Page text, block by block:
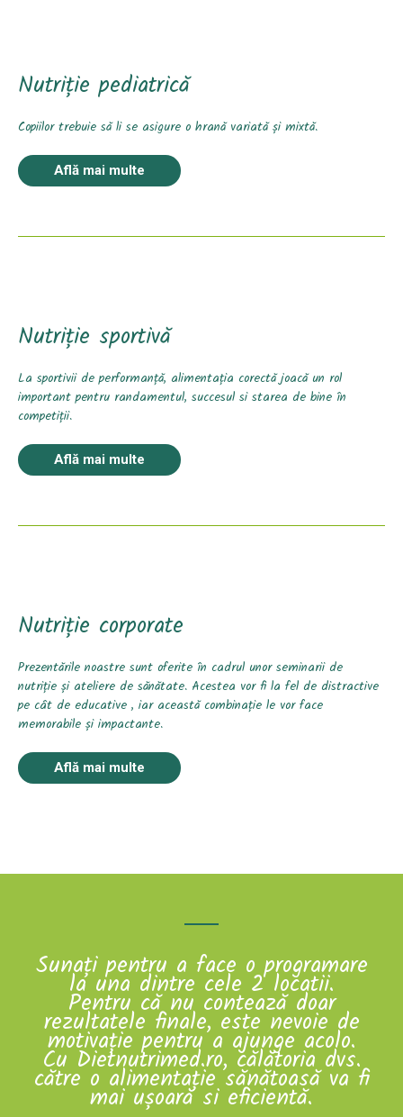
Nutriție pediatrică
Copiilor trebuie să li se asigure o hrană variată și mixtă.
Află mai multe
Nutriție sportivă
La sportivii de performanță, alimentația corectă joacă un rol
important pentru randamentul, succesul si starea de bine în
competiții.
Află mai multe
Nutriție corporate
Prezentările noastre sunt oferite în cadrul unor seminarii de
nutriție și ateliere de sănătate. Acestea vor fi la fel de distractive
pe cât de educative , iar această combinație le vor face
memorabile și impactante.
Află mai multe
Sunați pentru a face o programare
la una dintre cele 2 locatii.
Pentru că nu contează doar
rezultatele finale, este nevoie de
motivație pentru a ajunge acolo.
Cu Dietnutrimed.ro, călătoria dvs.
către o alimentație sănătoasăva fi
mai ușoară si eficientă.